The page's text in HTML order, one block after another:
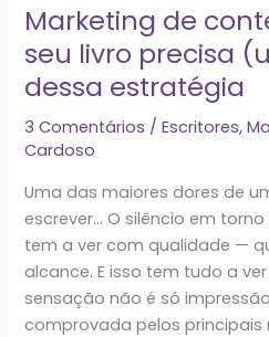
Marketing de
seu livro precisa
dessa estratégia
3 Comentários /Escritores,
Cardoso
Uma das maiores dores de
escrever… O silêncio em
tem a ver com qualidade —
alcance. E isso tem tudo a
sensação não é só
comprovada pelos
precisa
(urgentemente)
dessa